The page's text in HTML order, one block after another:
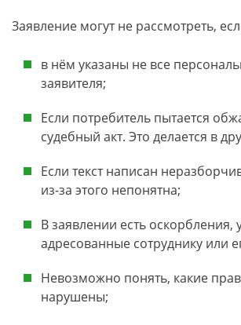
Заявление могут не рассмотреть,
в нём указаны не все
заявителя;
Если потребитель пытается
судебный акт. Это делается в
Если текст написан
из-за этого непонятна;
В заявлении есть оскорбления,
адресованные сотруднику или
Невозможно понять, какие
нарушены;